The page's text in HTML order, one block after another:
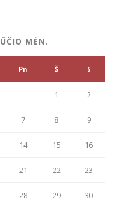
MĖN.
Pn Š S
1 2
7 8 9
14 15 16
21 22 23
28 29 30